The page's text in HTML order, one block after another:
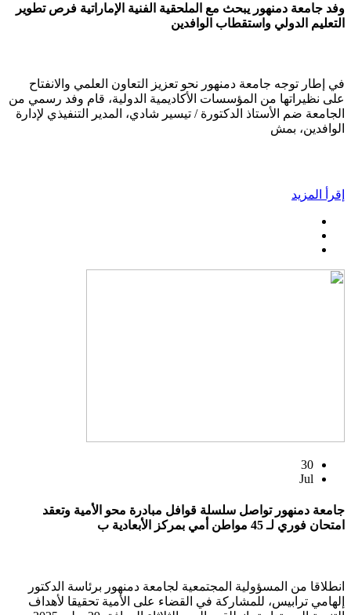
وفد جامعة دمنهور يبحث مع الملحقية الفنية الإماراتية فرص تطوير
التعليم الدولي واستقطاب الوافدين
في إطار توجه جامعة دمنهور نحو تعزيز التعاون العلمي والانفتاح
على نظيراتها من المؤسسات الأكاديمية الدولية، قام وفد رسمي من
الجامعة ضم الأستاذ الدكتورة / تيسير شادي، المدير التنفيذي لإدارة
الوافدين، بمش
إقرأ المزيد
30
Jul
جامعة دمنهور تواصل سلسلة قوافل مبادرة محو الأمية وتعقد
امتحان فوري لـ 45 مواطن أمي بمركز الأبعادية ب
انطلاقا من المسؤولية المجتمعية لجامعة دمنهور برئاسة الدكتور
إلهامي ترابيس، للمشاركة في القضاء على الأمية تحقيقا لأهداف